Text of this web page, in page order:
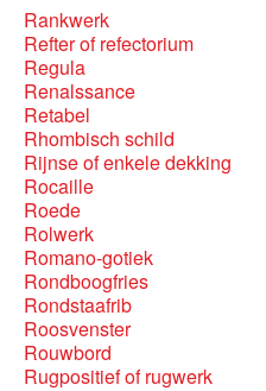
Rankwerk
Refter of refectorium
Regula
Renalssance
Retabel
Rhombisch schild
Rijnse of enkele dekking
Rocaille
Roede
Rolwerk
Romano-gotiek
Rondboogfries
Rondstaafrib
Roosvenster
Rouwbord
Rugpositief of rugwerk